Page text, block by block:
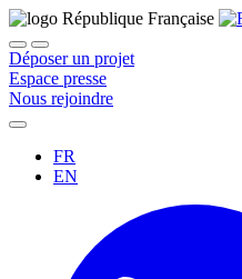
Déposer un projet
Espace presse
Nous rejoindre
FR
EN